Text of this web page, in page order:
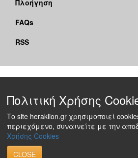
Πλοήγηση
FAQs
RSS
Πολιτική Χρήσης
Το site heraklion.gr χρησιμοποιεί
περιεχόμενο, συναινείτε με την
Χρήσης Cookies
CLOSE